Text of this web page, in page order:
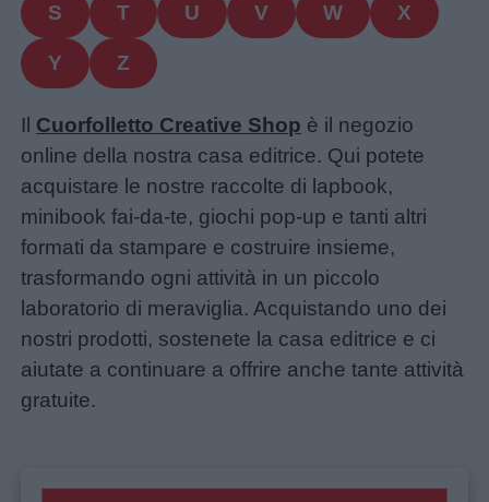
S T U V W X
Y Z
Il Cuorfolletto Creative Shop è il negozio
online della nostra casa editrice. Qui potete
acquistare le nostre raccolte di lapbook,
minibook fai-da-te, giochi pop-up e tanti altri
formati da stampare e costruire insieme,
trasformando ogni attività in un piccolo
laboratorio di meraviglia. Acquistando uno dei
nostri prodotti, sostenete la casa editrice e ci
aiutate a continuare a offrire anche tante attività
gratuite.